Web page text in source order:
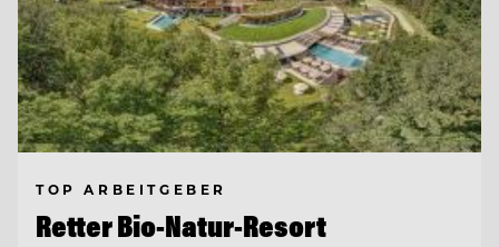
TOP ARBEITGEBER
Retter Bio-Natur-Resort